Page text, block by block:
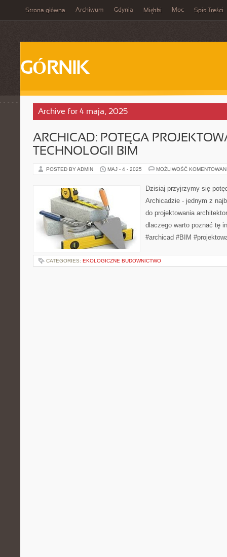
Strona główna Archiwum Gdynia Miękki Moc Spis Treści
GÓRNIK
Archive for 4 maja, 2025
ARCHICAD: POTĘGA
TECHNOLOGII BIM
POSTED BY ADMIN MAJ - 4 - 2025 MOŻLIWOŚĆ
Dzisiaj przyjrzymy się
Archicadzie - jednym z
do projektowania
dlaczego warto poznać tę
#archicad #BIM
CATEGORIES: EKOLOGICZNE BUDOWNICTWO